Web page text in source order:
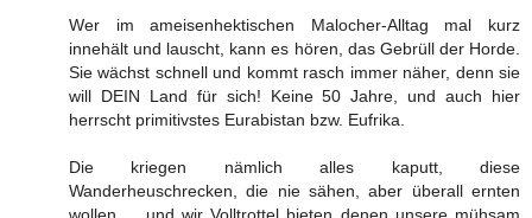
Wer im ameisenhektischen Malocher-Alltag mal kurz
innehält und lauscht, kann es hören, das Gebrüll der Horde.
Sie wächst schnell und kommt rasch immer näher, denn sie
will DEIN Land für sich! Keine 50 Jahre, und auch hier
herrscht primitivstes Eurabistan bzw. Eufrika.
Die kriegen nämlich alles kaputt, diese
Wanderheuschrecken, die nie sähen, aber überall ernten